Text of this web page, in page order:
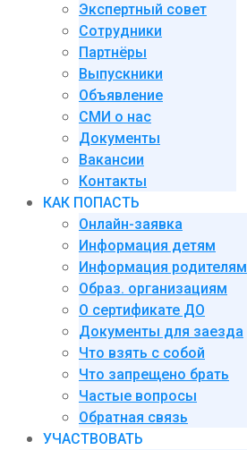
Экспертный совет
Сотрудники
Партнёры
Выпускники
Объявление
СМИ о нас
Документы
Вакансии
Контакты
КАК ПОПАСТЬ
Онлайн-заявка
Информация детям
Информация родителям
Образ. организациям
О сертификате ДО
Документы для заезда
Что взять с собой
Что запрещено брать
Частые вопросы
Обратная связь
УЧАСТВОВАТЬ